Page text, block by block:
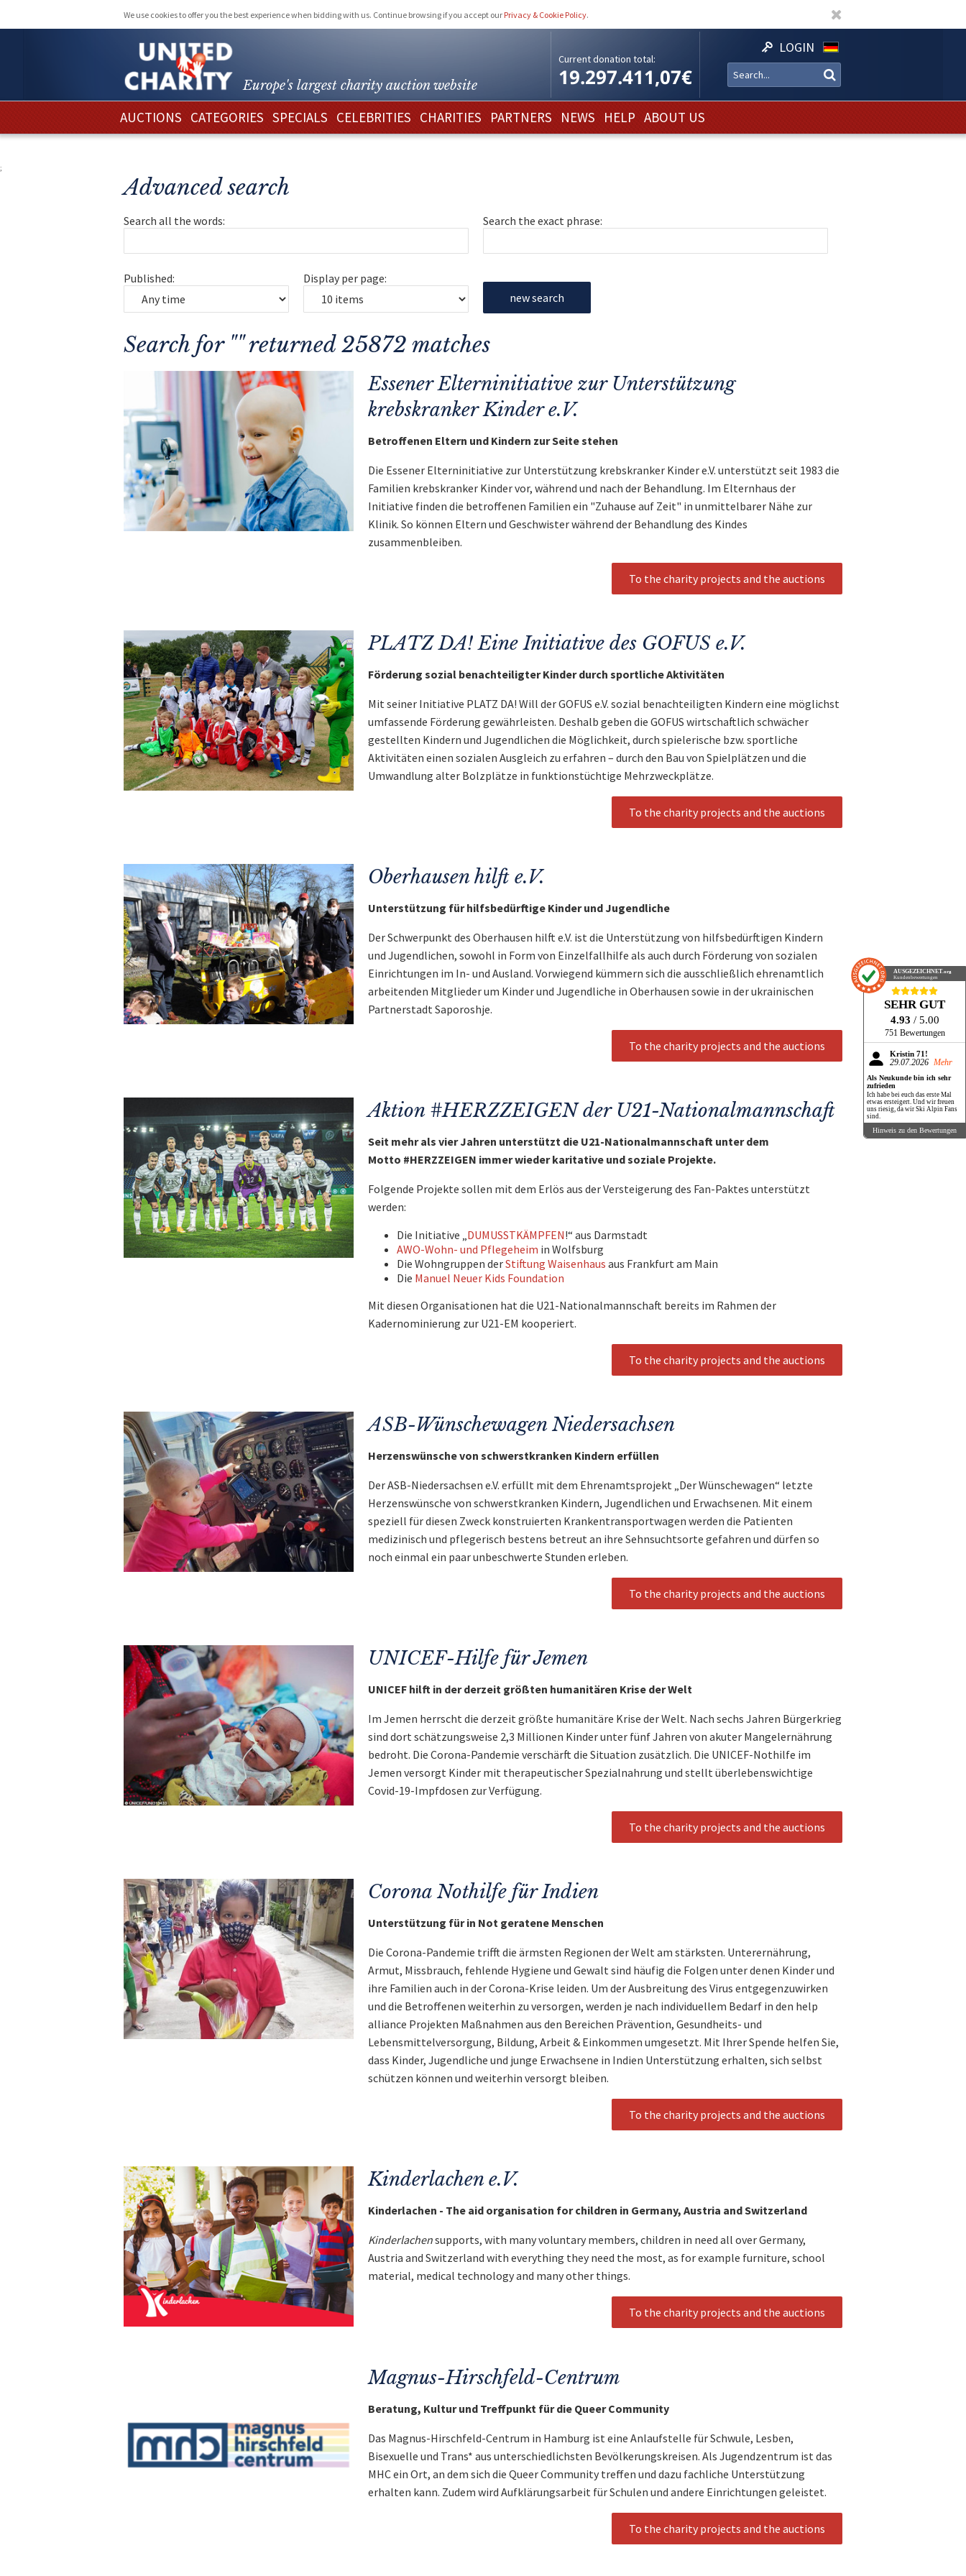
We use cookies to offer you the best experience when bidding with us. Continue browsing if you accept our Privacy & Cookie Policy.
Europe's largest charity auction website
Current donation total:
19.297.411,07€
LOGIN
AUCTIONS CATEGORIES SPECIALS CELEBRITIES CHARITIES PARTNERS NEWS HELP ABOUT US
;
Advanced search
Search all the words: Search the exact phrase:
Published:
Display per page:
new search
Search for "" returned 25872 matches
Essener Elterninitiative zur Unterstützung
krebskranker Kinder e.V.
Betroffenen Eltern und Kindern zur Seite stehen
Die Essener Elterninitiative zur Unterstützung krebskranker Kinder e.V. unterstützt seit 1983 die
Familien krebskranker Kinder vor, während und nach der Behandlung. Im Elternhaus der
Initiative finden die betroffenen Familien ein "Zuhause auf Zeit" in unmittelbarer Nähe zur
Klinik. So können Eltern und Geschwister während der Behandlung des Kindes
zusammenbleiben.
To the charity projects and the auctions
PLATZ DA! Eine Initiative des GOFUS e.V.
Förderung sozial benachteiligter Kinder durch sportliche Aktivitäten
Mit seiner Initiative PLATZ DA! Will der GOFUS e.V. sozial benachteiligten Kindern eine möglichst
umfassende Förderung gewährleisten. Deshalb geben die GOFUS wirtschaftlich schwächer
gestellten Kindern und Jugendlichen die Möglichkeit, durch spielerische bzw. sportliche
Aktivitäten einen sozialen Ausgleich zu erfahren – durch den Bau von Spielplätzen und die
Umwandlung alter Bolzplätze in funktionstüchtige Mehrzweckplätze.
To the charity projects and the auctions
Oberhausen hilft e.V.
Unterstützung für hilfsbedürftige Kinder und Jugendliche
Der Schwerpunkt des Oberhausen hilft e.V. ist die Unterstützung von hilfsbedürftigen Kindern
und Jugendlichen, sowohl in Form von Einzelfallhilfe als auch durch Förderung von sozialen
Einrichtungen im In- und Ausland. Vorwiegend kümmern sich die ausschließlich ehrenamtlich
arbeitenden Mitglieder um Kinder und Jugendliche in Oberhausen sowie in der ukrainischen
Partnerstadt Saporoshje.
To the charity projects and the auctions
Aktion #HERZZEIGEN der U21-Nationalmannschaft
Seit mehr als vier Jahren unterstützt die U21-Nationalmannschaft unter dem
Motto #HERZZEIGEN immer wieder karitative und soziale Projekte.
Folgende Projekte sollen mit dem Erlös aus der Versteigerung des Fan-Paktes unterstützt
werden:
Die Initiative „DUMUSSTKÄMPFEN!“ aus Darmstadt
AWO-Wohn- und Pflegeheim in Wolfsburg
Die Wohngruppen derStiftung Waisenhaus aus Frankfurt am Main
Die Manuel Neuer Kids Foundation
Mit diesen Organisationen hat die U21-Nationalmannschaft bereits im Rahmen der
Kadernominierung zur U21-EM kooperiert.
To the charity projects and the auctions
ASB-Wünschewagen Niedersachsen
Herzenswünsche von schwerstkranken Kindern erfüllen
Der ASB-Niedersachsen e.V. erfüllt mit dem Ehrenamtsprojekt „Der Wünschewagen“ letzte
Herzenswünsche von schwerstkranken Kindern, Jugendlichen und Erwachsenen. Mit einem
speziell für diesen Zweck konstruierten Krankentransportwagen werden die Patienten
medizinisch und pflegerisch bestens betreut an ihre Sehnsuchtsorte gefahren und dürfen so
noch einmal ein paar unbeschwerte Stunden erleben.
To the charity projects and the auctions
UNICEF-Hilfe für Jemen
UNICEF hilft in der derzeit größten humanitären Krise der Welt
Im Jemen herrscht die derzeit größte humanitäre Krise der Welt. Nach sechs Jahren Bürgerkrieg
sind dort schätzungsweise 2,3 Millionen Kinder unter fünf Jahren von akuter Mangelernährung
bedroht. Die Corona-Pandemie verschärft die Situation zusätzlich. Die UNICEF-Nothilfe im
Jemen versorgt Kinder mit therapeutischer Spezialnahrung und stellt überlebenswichtige
Covid-19-Impfdosen zur Verfügung.
To the charity projects and the auctions
Corona Nothilfe für Indien
Unterstützung für in Not geratene Menschen
Die Corona-Pandemie trifft die ärmsten Regionen der Welt am stärksten. Unterernährung,
Armut, Missbrauch, fehlende Hygiene und Gewalt sind häufig die Folgen unter denen Kinder und
ihre Familien auch in der Corona-Krise leiden. Um der Ausbreitung des Virus entgegenzuwirken
und die Betroffenen weiterhin zu versorgen, werden je nach individuellem Bedarf in den help
alliance Projekten Maßnahmen aus den Bereichen Prävention, Gesundheits- und
Lebensmittelversorgung, Bildung, Arbeit & Einkommen umgesetzt. Mit Ihrer Spende helfen Sie,
dass Kinder, Jugendliche und junge Erwachsene in Indien Unterstützung erhalten, sich selbst
schützen können und weiterhin versorgt bleiben.
To the charity projects and the auctions
Kinderlachen e.V.
Kinderlachen - The aid organisation for children in Germany, Austria and Switzerland
Kinderlachensupports, with many voluntary members, children in need all over Germany,
Austria and Switzerland with everything they need the most, as for example furniture, school
material, medical technology and many other things.
To the charity projects and the auctions
Magnus-Hirschfeld-Centrum
Beratung, Kultur und Treffpunkt für die Queer Community
Das Magnus-Hirschfeld-Centrum in Hamburg ist eine Anlaufstelle für Schwule, Lesben,
Bisexuelle und Trans* aus unterschiedlichsten Bevölkerungskreisen. Als Jugendzentrum ist das
MHC ein Ort, an dem sich die Queer Community treffen und dazu fachliche Unterstützung
erhalten kann. Zudem wird Aufklärungsarbeit für Schulen und andere Einrichtungen geleistet.
To the charity projects and the auctions
AUSGEZEICHNET.org
Kundenbewertungen
SEHR GUT
4.93 / 5.00
751 Bewertungen
Kristin 71!
29.07.2026 Mehr
Als Neukunde bin ich sehr
zufrieden
Ich habe bei euch das erste Mal
etwas ersteigert. Und wir freuen
uns riesig, da wir Ski Alpin Fans
sind.
Hinweis zu den Bewertungen